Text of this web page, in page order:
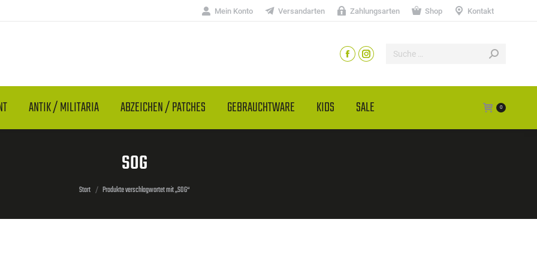
Mein Konto Versandarten Zahlungsarten Shop Kontakt
ANTIK / MILITARIA ABZEICHEN / PATCHES GEBRAUCHTWARE KIDS SALE 0
SOG
Sie befinden sich hier:
Start Produkte verschlagwortet mit „SOG“